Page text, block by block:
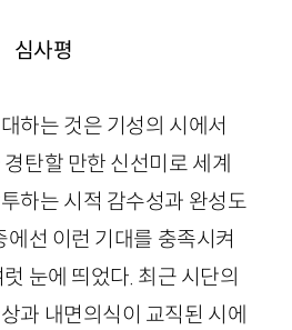
심사평
하는 것은 기성의 시에서
탄할 만한 신선미로 세계
하는 시적 감수성과 완성도
에선 이런 기대를 충족시켜
눈에 띄었다. 최근 시단의
과 내면의식이 교직된 시에